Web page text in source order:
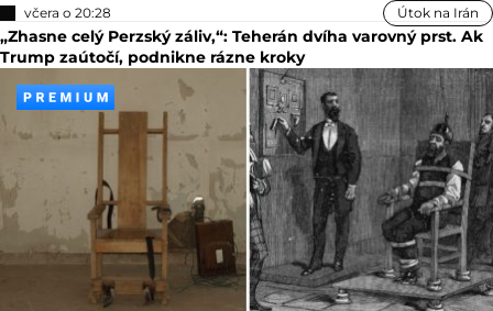
včera o 20:28 Útok na Irán
„Zhasne celý Perzský záliv,“: Teherán dvíha varovný prst. Ak
Trump zaútočí, podnikne rázne kroky